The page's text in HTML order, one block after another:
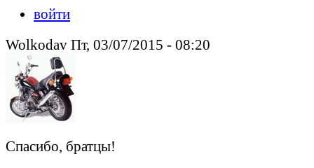
войти
Wolkodav Пт, 03/07/2015 - 08:20
Спасибо, братцы!